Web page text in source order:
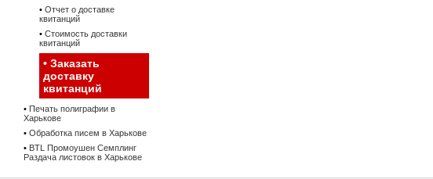
• Отчет о доставке
квитанций
• Стоимость доставки
квитанций
• Заказать
доставку
квитанций
• Печать полиграфии в
Харькове
• Обработка писем в Харькове
• BTL Промоушен Семплинг
Раздача листовок в Харькове